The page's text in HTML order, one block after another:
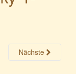
Nächste